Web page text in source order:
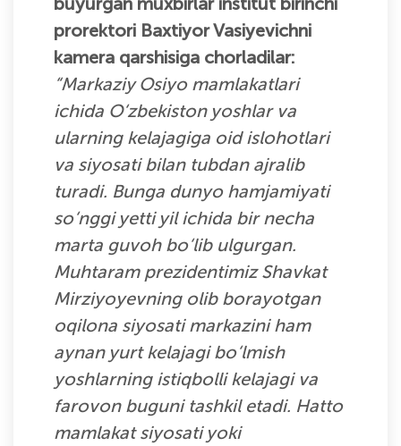
prorektori Baxtiyor Vasiyevichni
kamera qarshisiga chorladilar:
“Markaziy Osiyo mamlakatlari
ichida O‘zbekiston yoshlar va
ularning kelajagiga oid islohotlari
va siyosati bilan tubdan ajralib
turadi. Bunga dunyo hamjamiyati
so‘nggi yetti yil ichida bir necha
marta guvoh bo‘lib ulgurgan.
Muhtaram prezidentimiz Shavkat
Mirziyoyevning olib borayotgan
oqilona siyosati markazini ham
aynan yurt kelajagi bo‘lmish
yoshlarning istiqbolli kelajagi va
farovon buguni tashkil etadi. Hatto
mamlakat siyosati yoki